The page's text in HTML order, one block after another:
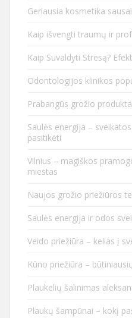
Geriausia kosmetika
Kaip išvengti traumų ir
Kaip Suvaldyti Stresą?
Odontologijos klinikos
Prabangūs grožio
Saulės energija –
pasitikėti
Vilnius – magiškos
miestas
Naujos grožio priežiūros
Saulės energija ir odos
Veido priežiūra – kelias į
Kūno priežiūra –
Plaukelių šalinimas
Plaukų šampūnai – kokį